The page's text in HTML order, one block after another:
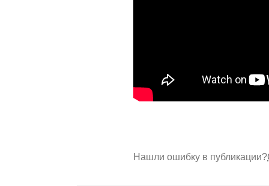
Нашли ошибку в публикации?